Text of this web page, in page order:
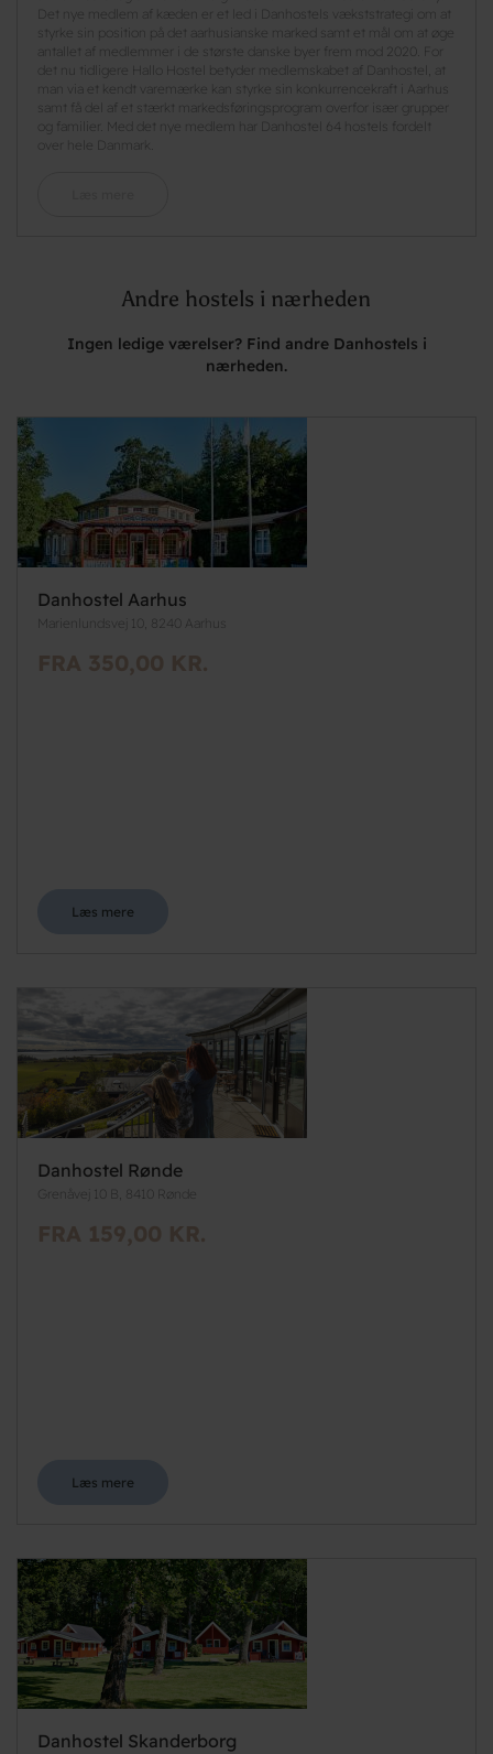
Det nye medlem af kæden er et led i Danhostels vækststrategi om at
styrke sin position på det aarhusianske marked samt et mål om at øge
antallet af medlemmer i de største danske byer frem mod 2020. For
det nu tidligere Hallo Hostel betyder medlemskabet af Danhostel, at
man via et kendt varemærke kan styrke sin konkurrencekraft i Aarhus
samt få del af et stærkt markedsføringsprogram overfor især grupper
og familier. Med det nye medlem har Danhostel 64 hostels fordelt
over hele Danmark.
Andre hostels i nærheden
Ingen ledige værelser? Find andre Danhostels i
nærheden.
Danhostel Aarhus
Marienlundsvej 10, 8240 Aarhus
FRA 350,00 KR.
Læs mere
Danhostel Rønde
Grenåvej 10 B, 8410 Rønde
FRA 159,00 KR.
Læs mere
Danhostel Skanderborg